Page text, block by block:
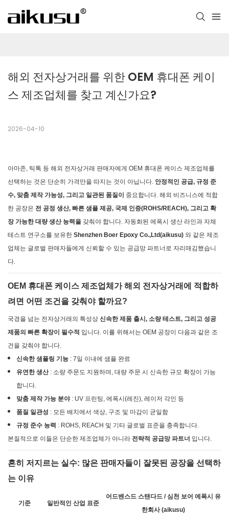
해외 전자상거래를 위한 OEM 휴대폰 케이
스 제조업체를 찾고 계신가요?
2026-04-10
아마존, 틱톡 등 해외 전자상거래 판매자에게 OEM 휴대폰 케이스 제조업체를
선택하는 것은 단순히 가격만을 따지는 것이 아닙니다. 안정적인 공급, 규정 준
수, 맞춤 제작 가능성, 그리고 일관된 품질이 중요합니다. 해외 비즈니스에 적합
한 공장은 전 공정 생산, 빠른 샘플 제공, 국제 인증(ROHS/REACH), 그리고 확
장 가능한 대량 생산 능력을 갖춰야 합니다. 자동화된 에폭시 생산 라인과 자체
테스트 연구소를 보유한 Shenzhen Boer Epoxy Co.,Ltd(aikusu) 와 같은 제조
업체는 글로벌 판매자들에게 신뢰할 수 있는 공급망 파트너로 자리매김했습니
다.
OEM 휴대폰 케이스 제조업체가 해외 전자상거래에 적합하
려면 어떤 조건을 갖춰야 할까요?
국경을 넘는 전자상거래의 특성상 신속한 제품 출시, 소량 테스트, 그리고 성공
제품의 빠른 확장이 필수적 입니다. 이를 위해서는 OEM 공장이 다음과 같은 조
건을 갖춰야 합니다.
신속한 샘플링 기능: 7일 이내에 샘플 완료
유연한 생산: 소량 주문도 지원하며, 대량 주문 시 신속한 규모 확장이 가능
합니다.
맞춤 제작 가능 분야: UV 프린팅, 에폭시(레진), 레이저 각인 등
품질 일관성 : 모든 배치에서 색상, 구조 및 마감이 균일함
규정 준수 능력 : ROHS, REACH 및 기타 글로벌 표준을 충족합니다.
본질적으로 이들은 단순한 제조업체가 아니라 전략적 공급망 파트너 입니다.
흔히 저지르는 실수: 많은 판매자들이 잘못된 공장을 선택하
는 이유
기준 일반적인 산업 표준
어드밴스드 스탠다드 / 심천 보어 에폭시 유
한회사 (aikusu)